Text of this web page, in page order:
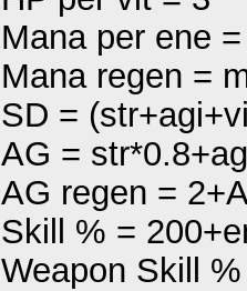
Mana per ene
Mana regen =
SD =
AG =
AG regen =
Skill % =
Weapon Skill